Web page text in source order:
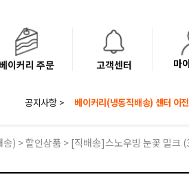
베이커리 주문 고객센터 마
공지사항 >
8월 광복절 배송안내
송) > 할인상품 > [직배송]스노우빙 눈꽃 밀크